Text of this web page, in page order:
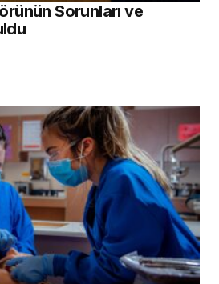
Sorunları ve